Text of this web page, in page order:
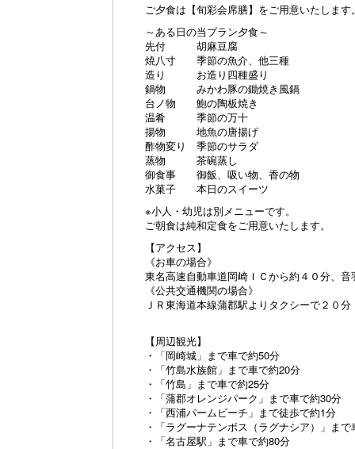
ご夕食は【旬彩会席膳】をご用意いたします
～ある日の当プラン夕食～
先付 胡麻豆腐
焼八寸 季節の魚介、他三種
造り お造り四種盛り
鍋物 みかわ豚の鋤焼き風鍋
台ノ物 鮑の陶板焼き
温肴 季節の万十
揚物 地魚の唐揚げ
酢物変り 季節のサラダ
蒸物 茶碗蒸し
御食事 御飯、吸い物、香の物
水菓子 本日のスイーツ
※小人・幼児は別メニューです。
ご朝食は純和定食をご用意いたします。
【アクセス】
《お車の場合》
東名高速自動車道岡崎ＩＣから約４０分、
《公共交通機関の場合》
ＪＲ東海道本線蒲郡駅よりタクシーで２０分
【周辺観光】
・「岡崎城」まで車で約50分
・「竹島水族館」まで車で約20分
・「竹島」まで車で約25分
・「蒲郡オレンジパーク」まで車で約30分
・「西浦パームビーチ」まで徒歩で約1分
・「ラグーナテンボス（ラグナシア）」ま
・「名古屋駅」まで車で約80分